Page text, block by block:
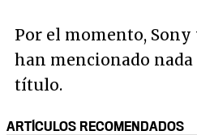
Por el momento, Sony
han mencionado nada
título.
ARTÍCULOS RECOMENDADOS